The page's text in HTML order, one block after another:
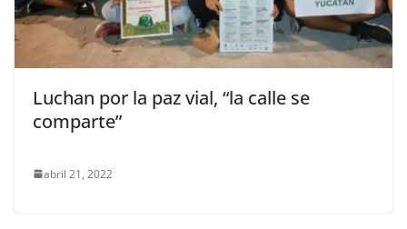
Luchan por la paz vial, “la calle se
comparte”
abril 21, 2022